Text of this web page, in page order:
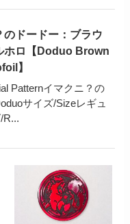
のドードー：ブラウ
ホロ【Doduo Brown
】
Patternイマクニ？の
サイズ/Sizeレギュ
R...